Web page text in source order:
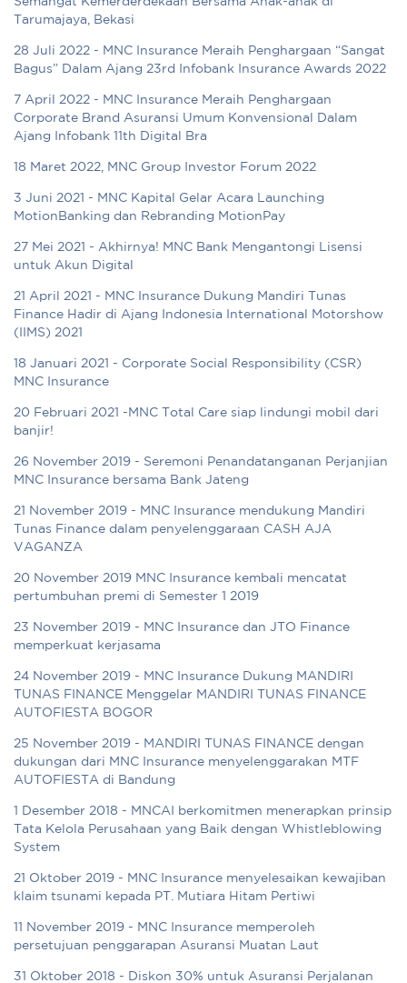
Tarumajaya, Bekasi
28 Juli 2022 - MNC Insurance Meraih Penghargaan “Sangat
Bagus” Dalam Ajang 23rd Infobank Insurance Awards 2022
7 April 2022 - MNC Insurance Meraih Penghargaan
Corporate Brand Asuransi Umum Konvensional Dalam
Ajang Infobank 11th Digital Bra
18 Maret 2022, MNC Group Investor Forum 2022
3 Juni 2021 - MNC Kapital Gelar Acara Launching
MotionBanking dan Rebranding MotionPay
27 Mei 2021 - Akhirnya! MNC Bank Mengantongi Lisensi
untuk Akun Digital
21 April 2021 - MNC Insurance Dukung Mandiri Tunas
Finance Hadir di Ajang Indonesia International Motorshow
(IIMS) 2021
18 Januari 2021 - Corporate Social Responsibility (CSR)
MNC Insurance
20 Februari 2021 -MNC Total Care siap lindungi mobil dari
banjir!
26 November 2019 - Seremoni Penandatanganan Perjanjian
MNC Insurance bersama Bank Jateng
21 November 2019 - MNC Insurance mendukung Mandiri
Tunas Finance dalam penyelenggaraan CASH AJA
VAGANZA
20 November 2019 MNC Insurance kembali mencatat
pertumbuhan premi di Semester 1 2019
23 November 2019 - MNC Insurance dan JTO Finance
memperkuat kerjasama
24 November 2019 - MNC Insurance Dukung MANDIRI
TUNAS FINANCE Menggelar MANDIRI TUNAS FINANCE
AUTOFIESTA BOGOR
25 November 2019 - MANDIRI TUNAS FINANCE dengan
dukungan dari MNC Insurance menyelenggarakan MTF
AUTOFIESTA di Bandung
1 Desember 2018 - MNCAI berkomitmen menerapkan prinsip
Tata Kelola Perusahaan yang Baik dengan Whistleblowing
System
21 Oktober 2019 - MNC Insurance menyelesaikan kewajiban
klaim tsunami kepada PT. Mutiara Hitam Pertiwi
11 November 2019 - MNC Insurance memperoleh
persetujuan penggarapan Asuransi Muatan Laut
31 Oktober 2018 - Diskon 30% untuk Asuransi Perjalanan